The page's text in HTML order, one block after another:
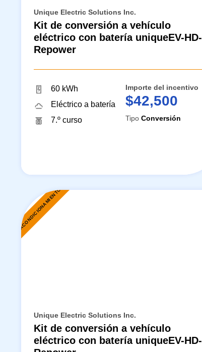
Unique Electric Solutions Inc.
Kit de conversión a vehículo
eléctrico con batería uniqueEV-HD-
Repower
60 kWh
Eléctrico a batería
7.º curso
Importe del incentivo
$42,500
Tipo Conversión
REACONDICIONAMIENTO
Unique Electric Solutions Inc.
Kit de conversión a vehículo
eléctrico con batería uniqueEV-HD-